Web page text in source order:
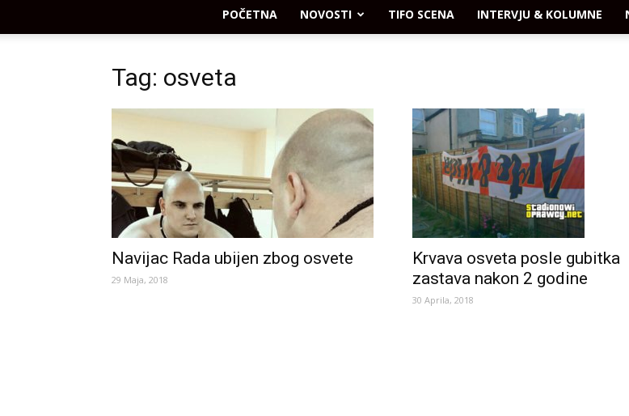
Navijaci
POČETNA NOVOSTI TIFO SCENA INTERVJU & KOLUMNE
Tag: osveta
Navijac Rada ubijen zbog osvete
29 Maja, 2018
Krvava osveta posle gubitka
zastava nakon 2 godine
30 Aprila, 2018